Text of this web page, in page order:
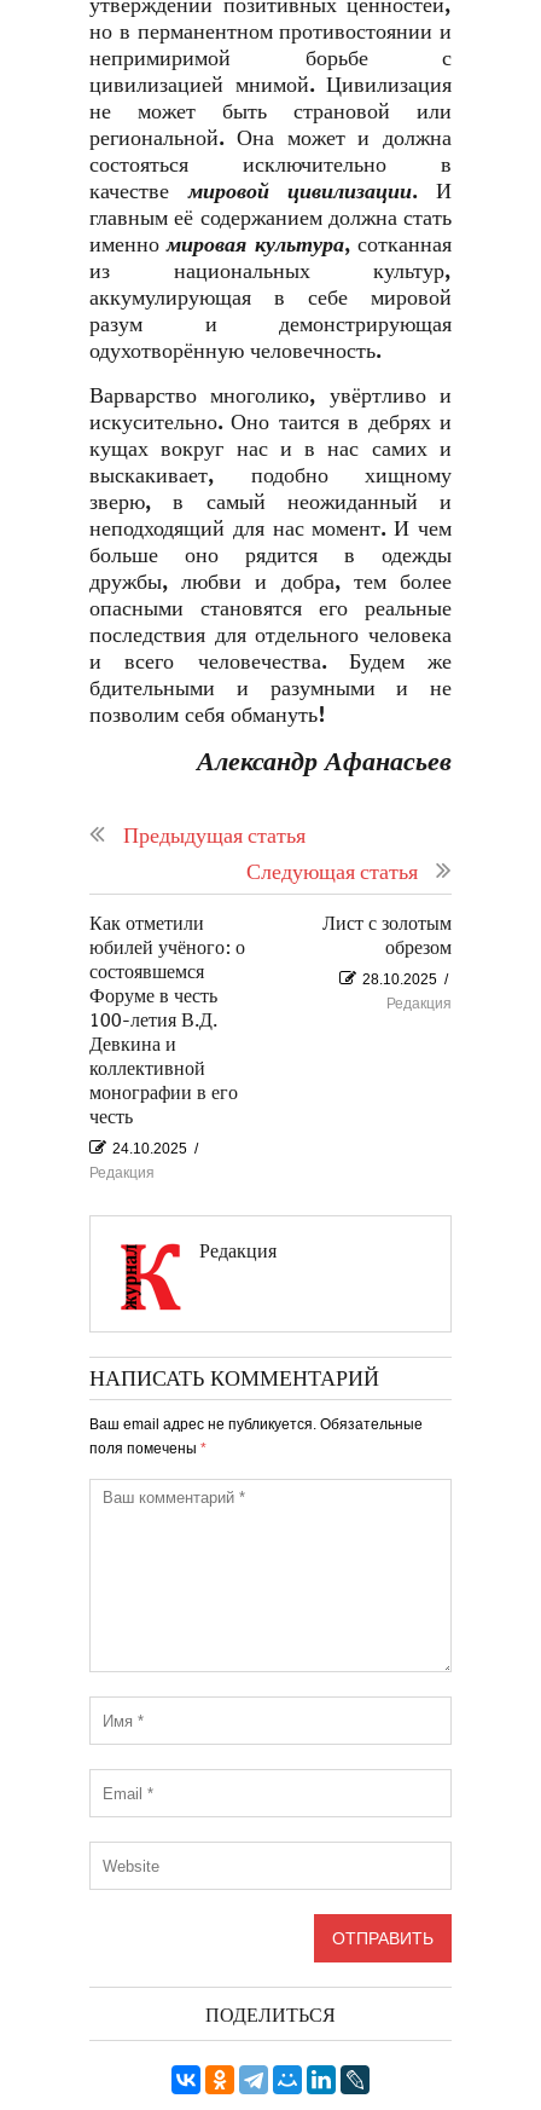
утверждении позитивных ценностей,
но в перманентном противостоянии и
непримиримой борьбе с
цивилизацией мнимой. Цивилизация
не может быть страновой или
региональной. Она может и должна
состояться исключительно в
качествемировой цивилизации. И
главным её содержанием должна стать
именномировая культура, сотканная
из национальных культур,
аккумулирующая в себе мировой
разум и демонстрирующая
одухотворённую человечность.
Варварство многолико, увёртливо и
искусительно. Оно таится в дебрях и
кущах вокруг нас и в нас самих и
выскакивает, подобно хищному
зверю, в самый неожиданный и
неподходящий для нас момент. И чем
больше оно рядится в одежды
дружбы, любви и добра, тем более
опасными становятся его реальные
последствия для отдельного человека
и всего человечества. Будем же
бдительными и разумными и не
позволим себя обмануть!
Александр Афанасьев
Предыдущая статья
Следующая статья
Как отметили
юбилей учёного: о
состоявшемся
Форуме в честь
100-летия В.Д.
Девкина и
коллективной
монографии в его
честь
24.10.2025 /
Редакция
Лист с золотым
обрезом
28.10.2025 /
Редакция
Редакция
НАПИСАТЬ КОММЕНТАРИЙ
Ваш email адрес не публикуется. Обязательные
поля помечены *
ПОДЕЛИТЬСЯ